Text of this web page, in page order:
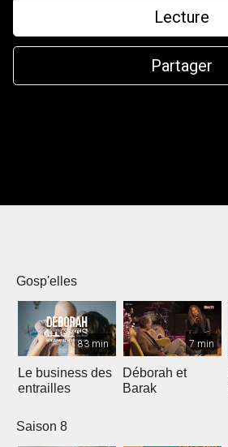
Lecture
Partager
Gosp'elles
83 min
Le business des
entrailles
7 min
Déborah et
Barak
Saison 8